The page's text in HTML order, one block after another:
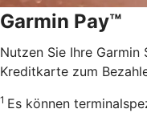
Garmin Pay™
Nutzen Sie Ihre
Kreditkarte zum
1 Es können